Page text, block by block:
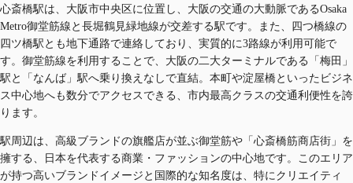
心斎橋駅は、大阪市中央区に位置し、大阪の交通の大動脈であるOsaka
Metro御堂筋線と長堀鶴見緑地線が交差する駅です。また、四つ橋線の
四ツ橋駅とも地下通路で連絡しており、実質的に3路線が利用可能で
す。御堂筋線を利用することで、大阪の二大ターミナルである「梅田」
駅と「なんば」駅へ乗り換えなしで直結。本町や淀屋橋といったビジネ
ス中心地へも数分でアクセスできる、市内最高クラスの交通利便性を誇
ります。
駅周辺は、高級ブランドの旗艦店が並ぶ御堂筋や「心斎橋筋商店街」を
擁する、日本を代表する商業・ファッションの中心地です。このエリア
が持つ高いブランドイメージと国際的な知名度は、特にクリエイティ